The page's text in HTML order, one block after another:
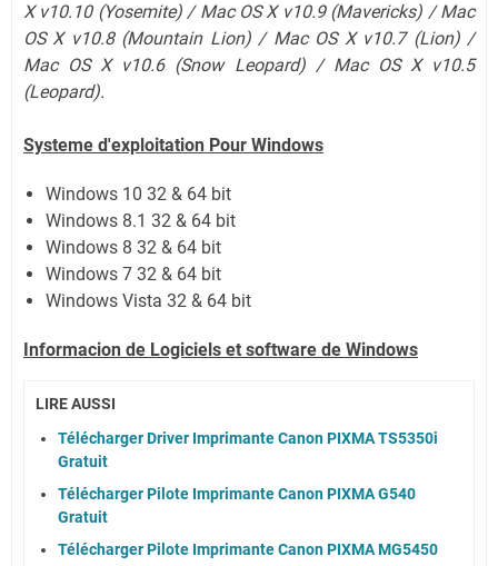
X v10.10 (Yosemite) / Mac OS X v10.9 (Mavericks) / Mac
OS X v10.8 (Mountain Lion) / Mac OS X v10.7 (Lion) /
Mac OS X v10.6 (Snow Leopard) / Mac OS X v10.5
(Leopard).
Systeme d'exploitation Pour Windows
Windows 10 32 & 64 bit
Windows 8.1 32 & 64 bit
Windows 8 32 & 64 bit
Windows 7 32 & 64 bit
Windows Vista 32 & 64 bit
Informacion de Logiciels et software de Windows
LIRE AUSSI
Télécharger Driver Imprimante Canon PIXMA TS5350i
Gratuit
Télécharger Pilote Imprimante Canon PIXMA G540
Gratuit
Télécharger Pilote Imprimante Canon PIXMA MG5450